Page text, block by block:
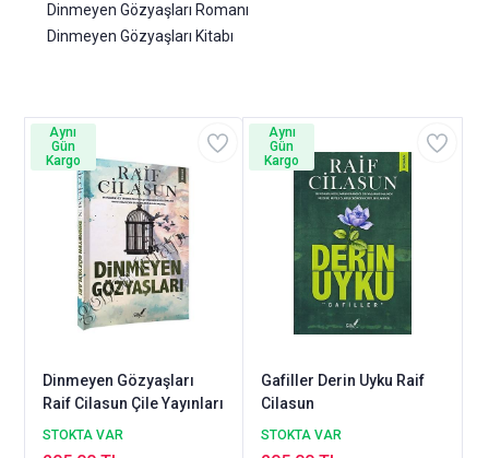
Dinmeyen Gözyaşları Romanı
Dinmeyen Gözyaşları Kitabı
Dinmeyen Gözyaşları
Raif Cilasun Çile Yayınları
STOKTA VAR
Aynı
Gün
Kargo
Gafiller Derin Uyku Raif
Cilasun
STOKTA VAR
Aynı
Gün
Kargo